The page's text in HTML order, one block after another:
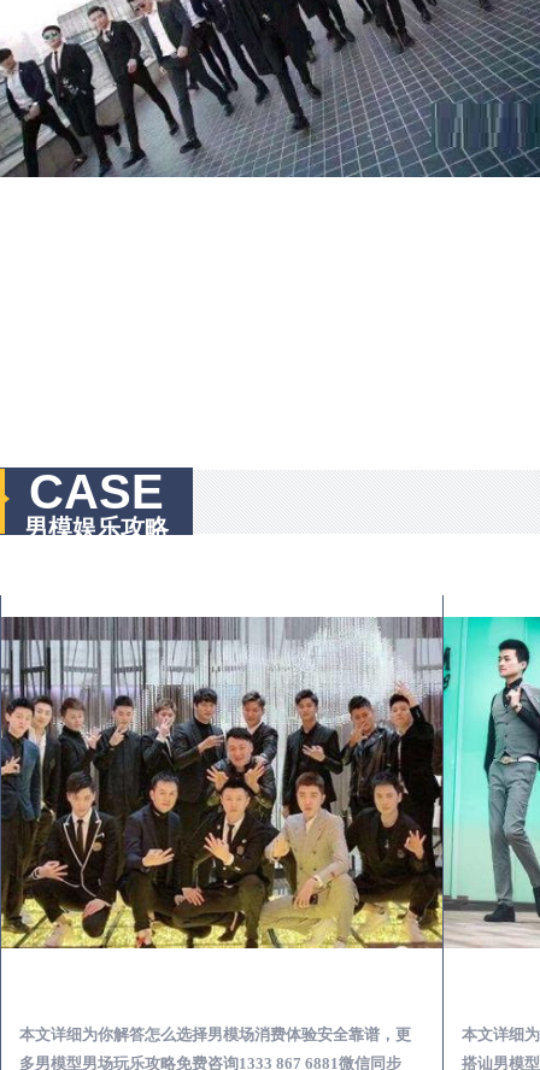
CASE
男模娱乐攻略
本文详细为你解答怎么选择男模场消费体验安全靠谱，更
多男模型男场玩乐攻略免费咨询1333 867 6881微信同步
本文详细
搭讪男模